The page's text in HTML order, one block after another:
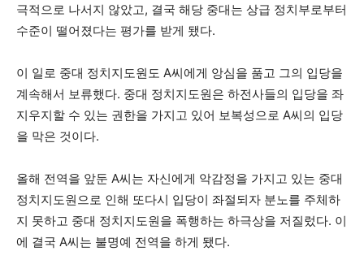
극적으로 나서지 않았고, 결국 해당 중대는 상급 정치부로부터
수준이 떨어졌다는 평가를 받게 됐다.
이 일로 중대 정치지도원도 A씨에게 앙심을 품고 그의 입당을
계속해서 보류했다. 중대 정치지도원은 하전사들의 입당을 좌
지우지할 수 있는 권한을 가지고 있어 보복성으로 A씨의 입당
을 막은 것이다.
올해 전역을 앞둔 A씨는 자신에게 악감정을 가지고 있는 중대
정치지도원으로 인해 또다시 입당이 좌절되자 분노를 주체하
지 못하고 중대 정치지도원을 폭행하는 하극상을 저질렀다. 이
에 결국 A씨는 불명예 전역을 하게 됐다.